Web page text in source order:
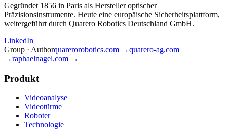
Gegründet 1856 in Paris als Hersteller optischer
Präzisionsinstrumente. Heute eine europäische Sicherheitsplattform,
weitergeführt durch Quarero Robotics Deutschland GmbH.
LinkedIn
Group · Authorquarerorobotics.com →quarero-ag.com
→raphaelnagel.com →
Produkt
Videoanalyse
Videotürme
Roboter
Technologie